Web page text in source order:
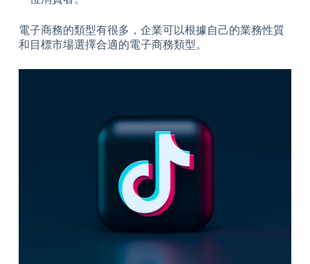
電子商務的類型有很多，企業可以根據自己的業務性質
和目標市場選擇合適的電子商務類型。